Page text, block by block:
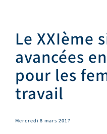
Le XXIème
avancées
pour les
travail
Mercredi 8 mars 2017